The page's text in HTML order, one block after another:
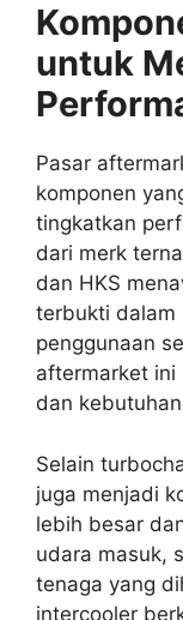
untuk
Pasar
komponen
tingkatkan
dari merk
dan HKS
terbukti dalam
penggunaan
aftermarket
dan
Selain
juga menjadi
lebih besar
udara masuk,
tenaga yang
intercooler